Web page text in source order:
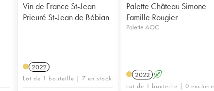
Vin de France St-Jean
Prieuré St-Jean de Bébian
2022
Lot de 1 bouteille | 7 en stock
Palette Château Simone
Famille Rougier
Palette AOC
2022 A
Lot de 1 bouteille | 0 enchère